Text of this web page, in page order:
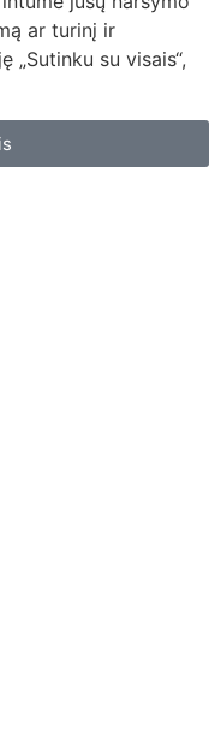
ar turinį ir
„Sutinku su visais“,